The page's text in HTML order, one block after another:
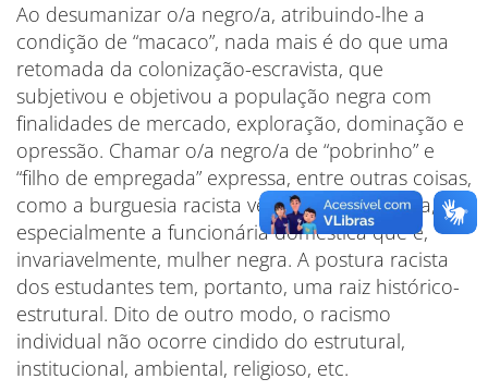
Ao desumanizar o/a negro/a, atribuindo-lhe a
condição de “macaco”, nada mais é do que uma
retomada da colonização-escravista, que
subjetivou e objetivou a população negra com
finalidades de mercado, exploração, dominação e
opressão. Chamar o/a negro/a de “pobrinho” e
“filho de empregada” expressa, entre outras coisas,
como a burguesia racista vê o/a trabalhador/a,
especialmente a funcionária doméstica que é,
invariavelmente, mulher negra. A postura racista
dos estudantes tem, portanto, uma raiz histórico-
estrutural. Dito de outro modo, o racismo
individual não ocorre cindido do estrutural,
institucional, ambiental, religioso, etc.